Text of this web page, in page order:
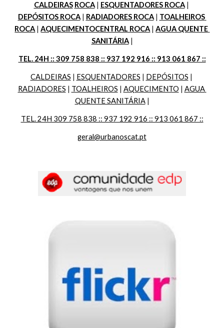
CALDEIRAS ROCA | ESQUENTADORES ROCA
DEPÓSITOS ROCA | RADIADORES ROCA | TOALHEIROS
ROCA | AQUECIMENTOCENTRAL ROCA | AGUA QUENTE
SANITÁRIA |
TEL. 24H :: 309 758 838 :: 937 192 916 :: 913 061 867 ::
CALDEIRAS | ESQUENTADORES | DEPÓSITOS
RADIADORES | TOALHEIROS | AQUECIMENTO | AGUA
QUENTE SANITÁRIA |
TEL. 24H 309 758 838 :: 937 192 916 :: 913 061 867 ::
geral@urbanoscat.pt